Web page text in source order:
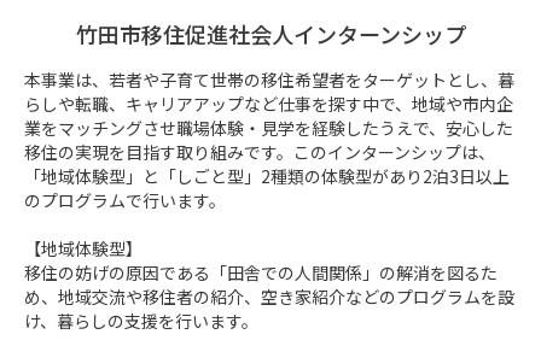
竹田市移住促進社会人インターンシップ
本事業は、若者や子育て世帯の移住希望者をターゲットとし、暮
らしや転職、キャリアアップなど仕事を探す中で、地域や市内企
業をマッチングさせ職場体験・見学を経験したうえで、安心した
移住の実現を目指す取り組みです。このインターンシップは、
「地域体験型」と「しごと型」2種類の体験型があり2泊3日以上
のプログラムで行います。
【地域体験型】
移住の妨げの原因である「田舎での人間関係」の解消を図るた
め、地域交流や移住者の紹介、空き家紹介などのプログラムを設
け、暮らしの支援を行います。